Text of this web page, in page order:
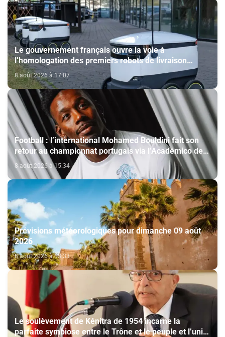
Le gouvernement français ouvre la voie à
l’homologation des premiers robots de livraison
autonome
8 août 2026 à 17:07
Football : l’international Mohamed Bouldini fait son
retour au championnat portugais via l’Académico de
Viseu
8 août 2026 à 15:34
Prévisions météorologiques pour dimanche 09 août
2026
8 août 2026 à 13:33
Le soulèvement de Kénitra de 1954 incarne la
parfaite symbiose entre le Trône et le peuple et l’unité